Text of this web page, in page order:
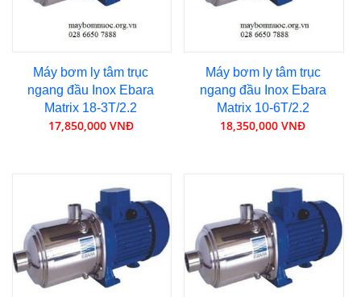
Máy bơm ly tâm trục
ngang đầu Inox Ebara
Matrix 18-3T/2.2
17,850,000 VNĐ
Máy bơm ly tâm trục
ngang đầu Inox Ebara
Matrix 10-6T/2.2
18,350,000 VNĐ